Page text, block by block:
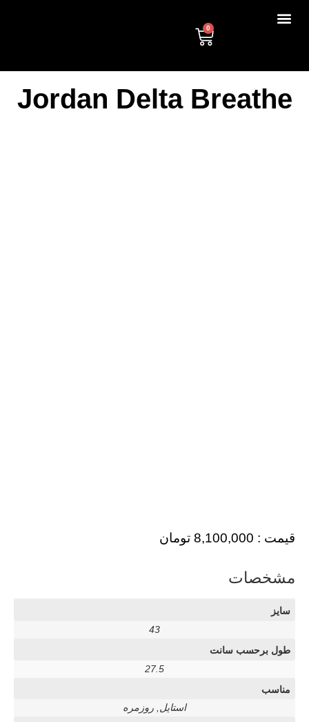
0
Jordan Delta Breathe
قیمت : 8,100,000 تومان
مشخصات
سایز
43
طول برحسب سانت
27.5
مناسب
استایل, روزمره